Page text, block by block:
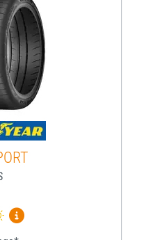
Mehr Informationen zum